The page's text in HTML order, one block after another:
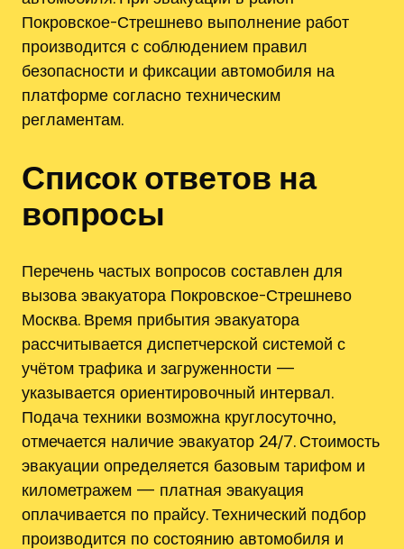
Покровское-Стрешнево выполнение работ
производится с соблюдением правил
безопасности и фиксации автомобиля на
платформе согласно техническим
регламентам.
Список ответов на
вопросы
Перечень частых вопросов составлен для
вызова эвакуатора Покровское-Стрешнево
Москва. Время прибытия эвакуатора
рассчитывается диспетчерской системой с
учётом трафика и загруженности —
указывается ориентировочный интервал.
Подача техники возможна круглосуточно,
отмечается наличие эвакуатор 24/7. Стоимость
эвакуации определяется базовым тарифом и
километражем — платная эвакуация
оплачивается по прайсу. Технический подбор
производится по состоянию автомобиля и